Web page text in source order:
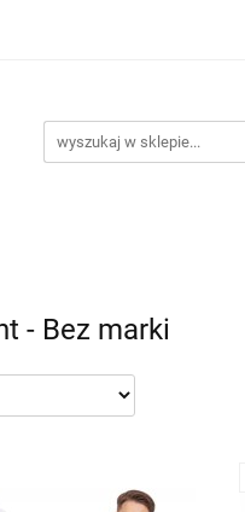
- Bez marki